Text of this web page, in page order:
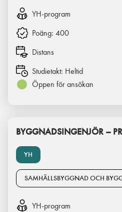
YH-program
Poäng: 400
Distans
Studietakt: Heltid
Öppen för ansökan
YH
BYGGNADSINGENJÖR –
SAMHÄLLSBYGGNAD OCH
YH-program